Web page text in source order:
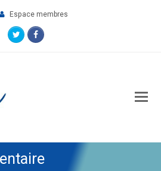
Espace membres
TwitterFacebook